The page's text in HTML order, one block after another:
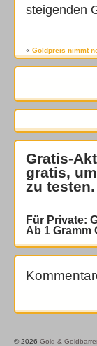
steigenden
« Goldpreis nimmt
Gratis-
gratis,
zu testen.
Für Private:
Ab 1 Gramm
© 2026 Gold &